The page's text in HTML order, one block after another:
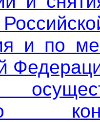
и по